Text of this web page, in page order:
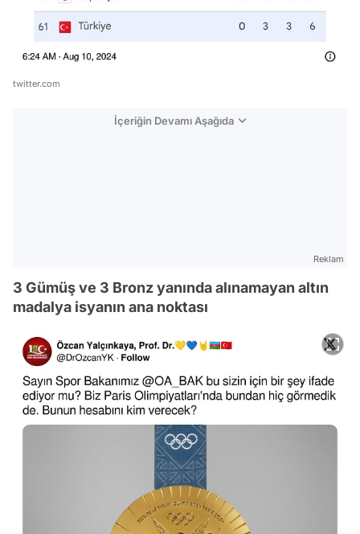
twitter.com
İçeriğin Devamı Aşağıda
Reklam
3 Gümüş ve 3 Bronz yanında alınamayan altın
madalya isyanın ana noktası